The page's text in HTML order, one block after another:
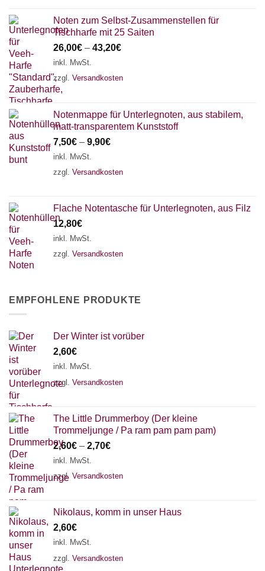
Noten zum Selbst-Zusammenstellen für
Tischharfe mit 25 Saiten
26,00€ – 43,20€
inkl. MwSt.
zzgl. Versandkosten
Notenmappe für Unterlegnoten, aus stabilem,
matt-transparentem Kunststoff
7,50€ – 9,90€
inkl. MwSt.
zzgl. Versandkosten
Flache Notentasche für Unterlegnoten, aus Filz
12,80€
inkl. MwSt.
zzgl. Versandkosten
EMPFOHLENE PRODUKTE
Der Winter ist vorüber
2,60€
inkl. MwSt.
zzgl. Versandkosten
The Little Drummerboy (Der kleine
Trommeljunge / Pa ram pam pam pam)
2,60€ – 2,70€
inkl. MwSt.
zzgl. Versandkosten
Nikolaus, komm in unser Haus
2,60€
inkl. MwSt.
zzgl. Versandkosten